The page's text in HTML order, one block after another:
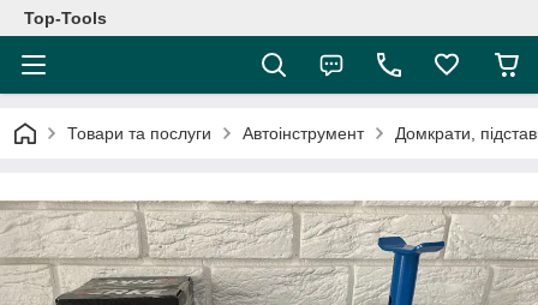
Top-Tools
Товари та послуги Автоінструмент Домкрати,